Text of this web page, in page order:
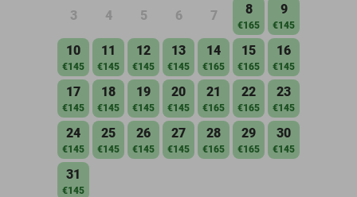
3 4 5 6 7 8
€165
9
€145
10
€145
11
€145
12
€145
13
€145
14
€165
15
€165
16
€145
17
€145
18
€145
19
€145
20
€145
21
€165
22
€165
23
€145
24
€145
25
€145
26
€145
27
€145
28
€165
29
€165
30
€145
31
€145